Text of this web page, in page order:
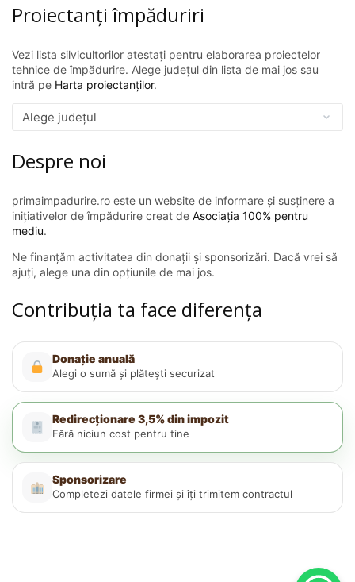
Proiectanți împăduriri
Vezi lista silvicultorilor atestați pentru elaborarea proiectelor
tehnice de împădurire. Alege județul din lista de mai jos sau
intră pe Harta proiectanților.
Despre noi
primaimpadurire.ro este un website de informare și susținere a
inițiativelor de împădurire creat de Asociația 100% pentru
mediu.
Ne finanțăm activitatea din donații și sponsorizări. Dacă vrei să
ajuți, alege una din opțiunile de mai jos.
Contribuția ta face diferența
Donație anuală
Alegi o sumă și plătești securizat
Redirecționare 3,5% din impozit
Fără niciun cost pentru tine
Sponsorizare
Completezi datele firmei și îți trimitem contractul